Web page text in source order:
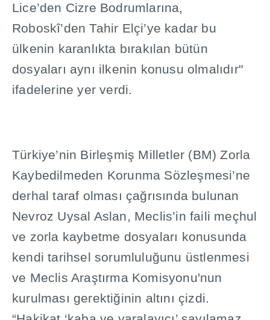
Lice’den Cizre Bodrumlarına,
Roboskî’den Tahir Elçi’ye kadar bu
ülkenin karanlıkta bırakılan bütün
dosyaları aynı ilkenin konusu olmalıdır"
ifadelerine yer verdi.
Türkiye’nin Birleşmiş Milletler (BM) Zorla
Kaybedilmeden Korunma Sözleşmesi’ne
derhal taraf olması çağrısında bulunan
Nevroz Uysal Aslan, Meclis’in faili meçhul
ve zorla kaybetme dosyaları konusunda
kendi tarihsel sorumluluğunu üstlenmesi
ve Meclis Araştırma Komisyonu'nun
kurulması gerektiğinin altını çizdi.